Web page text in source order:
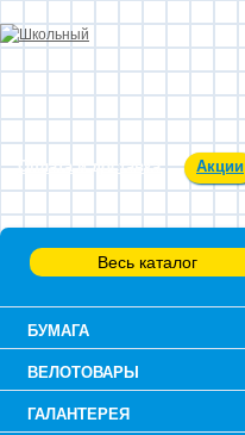
Оплата и доставка Акции
Весь каталог
БУМАГА
ВЕЛОТОВАРЫ
ГАЛАНТЕРЕЯ